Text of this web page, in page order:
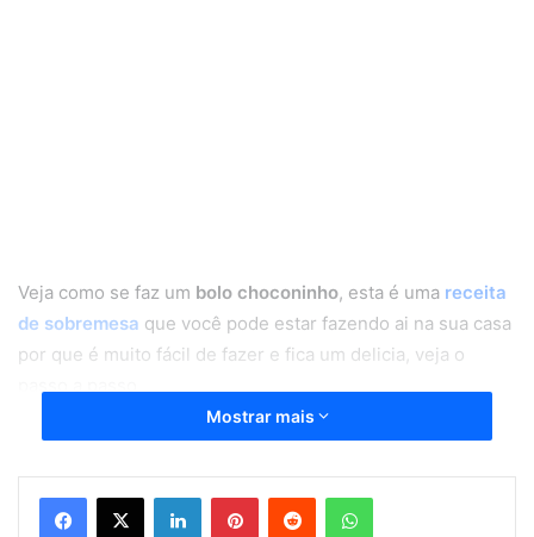
Veja como se faz um bolo choconinho, esta é uma receita
de sobremesa que você pode estar fazendo ai na sua casa
por que é muito fácil de fazer e fica um delicia, veja o
Ingrediente do bolo choconinho
Mostrar mais
LinkedinPinterestReddit WhatsApp